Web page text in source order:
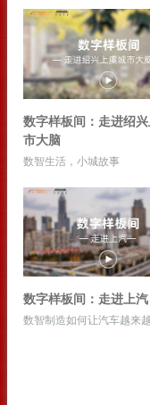
数字样板间：走进绍
市大脑
数智生活，小城故事
数字样板间：走进上汽
数智制造如何让汽车越来